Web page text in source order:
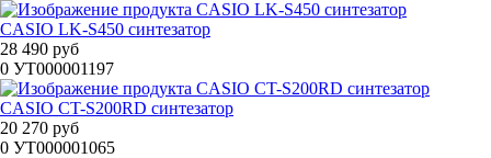
CASIO LK-S450 синтезатор
28 490 руб
0 УТ000001197
CASIO CT-S200RD синтезатор
20 270 руб
0 УТ000001065